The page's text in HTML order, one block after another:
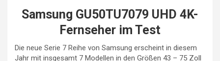
Samsung GU50TU7079 UHD 4K-
Fernseher im Test
Die neue Serie 7 Reihe von Samsung erscheint in diesem
Jahr mit insgesamt 7 Modellen in den Größen 43 – 75 Zoll